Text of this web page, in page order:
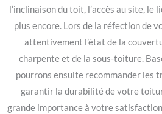
l’inclinaison du toit, l’accès au site, le
plus encore. Lors de la réfection de
attentivement l’état de la
charpente et de la sous-toiture.
pourrons ensuite recommander les
garantir la durabilité de votre
grande importance à votre